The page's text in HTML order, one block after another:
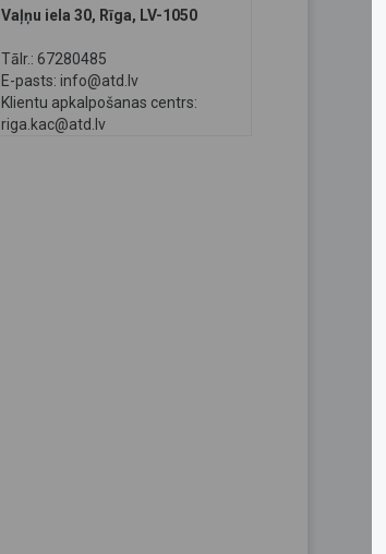
Vaļņu iela 30, Rīga, LV-1050
Tālr.: 67280485
E-pasts: info@atd.lv
Klientu apkalpošanas centrs:
riga.kac@atd.lv